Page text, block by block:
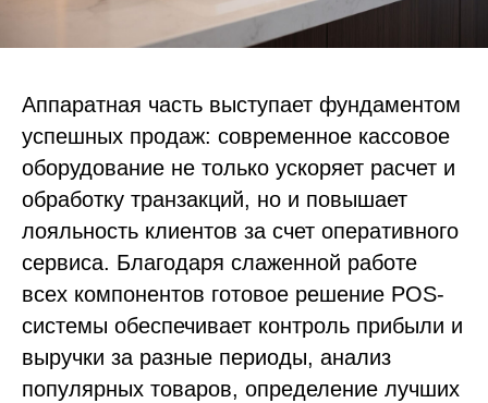
Аппаратная часть выступает фундаментом
успешных продаж: современное кассовое
оборудование не только ускоряет расчет и
обработку транзакций, но и повышает
лояльность клиентов за счет оперативного
сервиса. Благодаря слаженной работе
всех компонентов готовое решение POS-
системы обеспечивает контроль прибыли и
выручки за разные периоды, анализ
популярных товаров, определение лучших